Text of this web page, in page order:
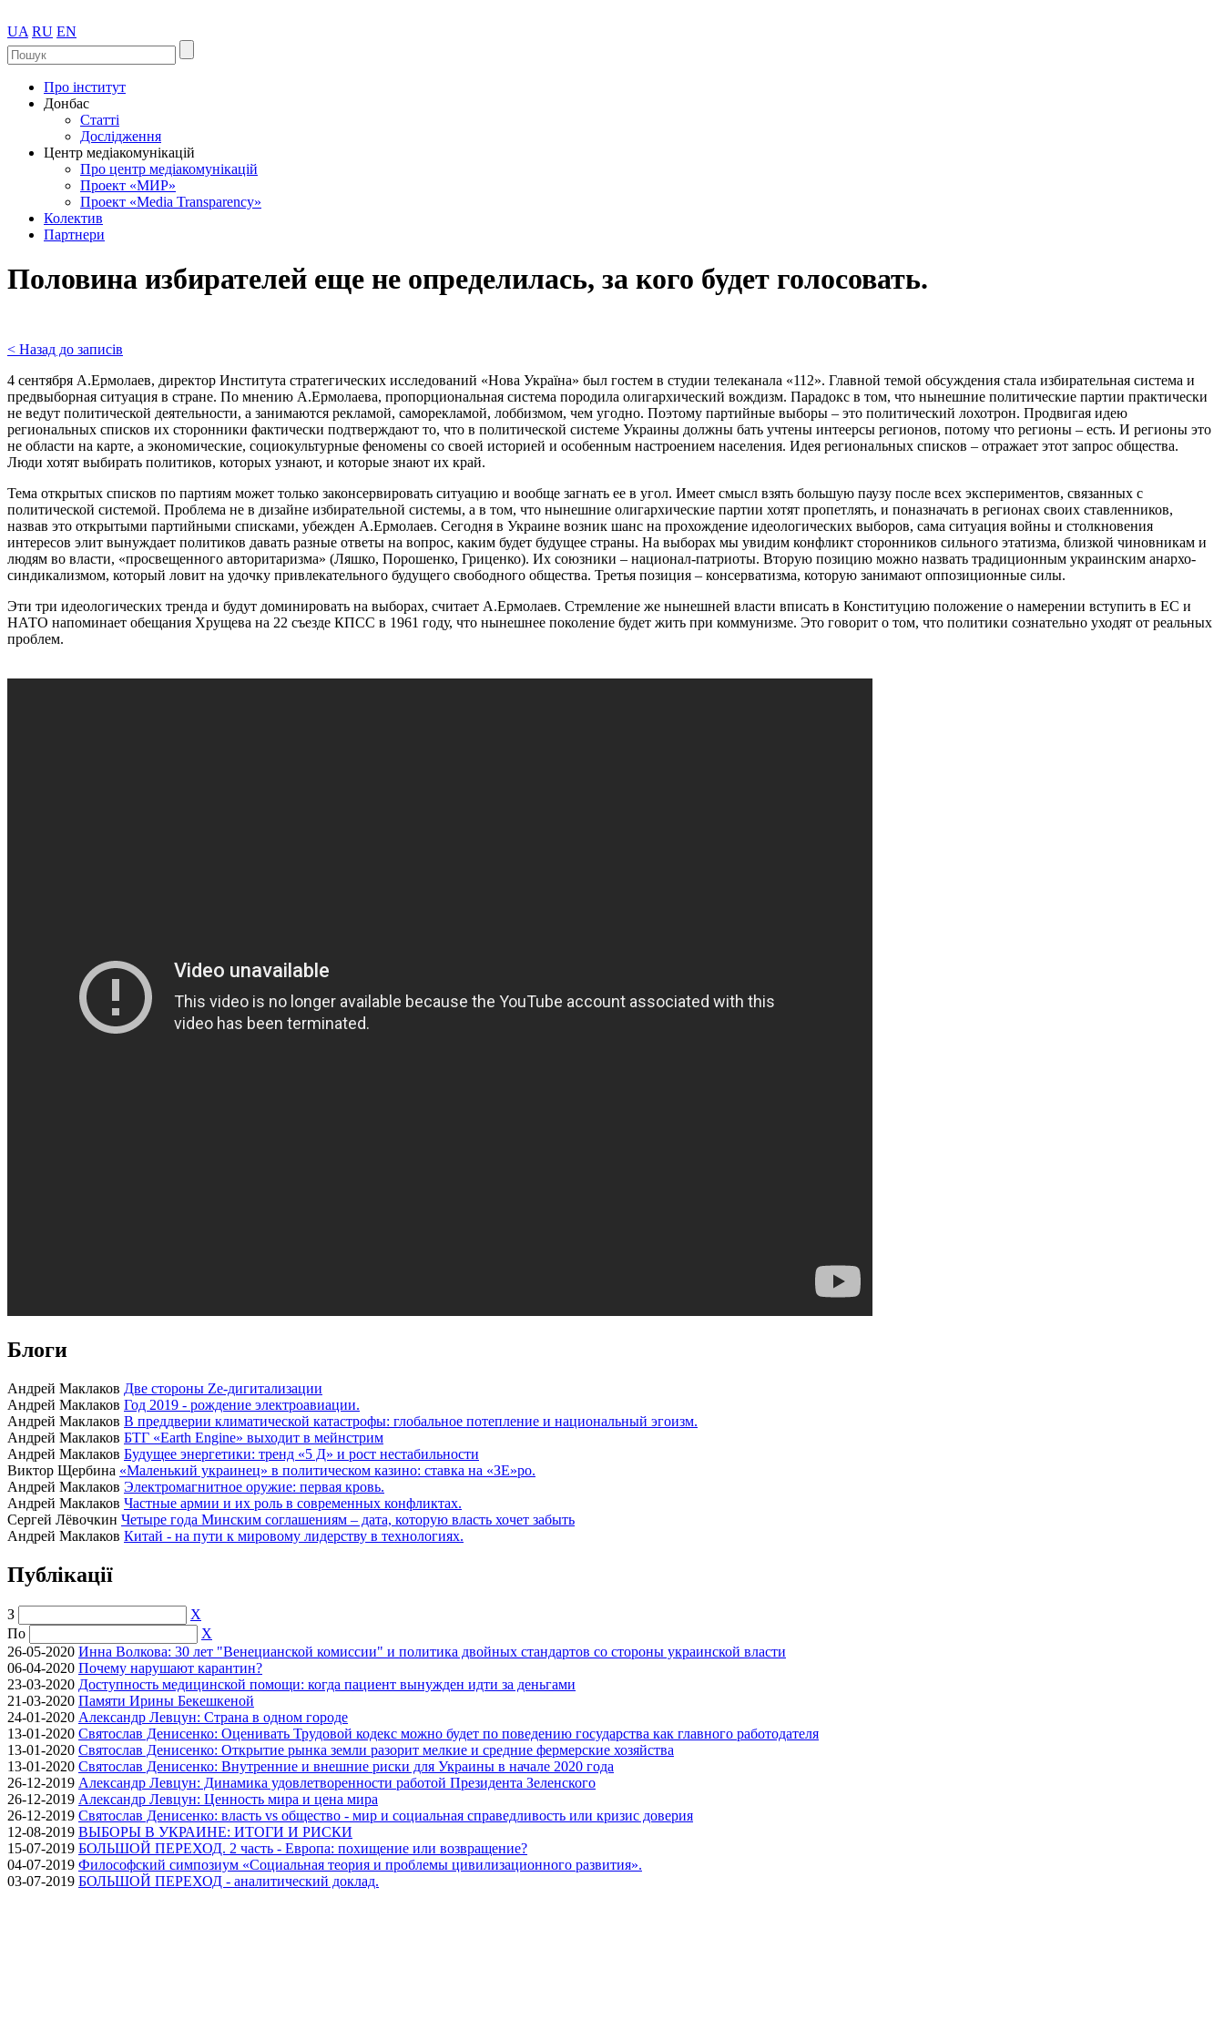
UA RU EN
Про інститут
Донбас
Статті
Дослідження
Центр медіакомунікацій
Про центр медіакомунікацій
Проект «МИР»
Проект «Media Transparency»
Колектив
Партнери
Половина избирателей еще не определилась, за кого будет голосовать.
< Назад до записів
4 сентября А.Ермолаев, директор Института стратегических исследований «Нова Україна» был гостем в студии телеканала «112». Главной темой обсуждения стала избирательная система и
предвыборная ситуация в стране. По мнению А.Ермолаева, пропорциональная система породила олигархический вождизм. Парадокс в том, что нынешние политические партии практически
не ведут политической деятельности, а занимаются рекламой, саморекламой, лоббизмом, чем угодно. Поэтому партийные выборы – это политический лохотрон. Продвигая идею
региональных списков их сторонники фактически подтверждают то, что в политической системе Украины должны бать учтены интеерсы регионов, потому что регионы – есть. И регионы это
не области на карте, а экономические, социокультурные феномены со своей историей и особенным настроением населения. Идея региональных списков – отражает этот запрос общества.
Люди хотят выбирать политиков, которых узнают, и которые знают их край.
Тема открытых списков по партиям может только законсервировать ситуацию и вообще загнать ее в угол. Имеет смысл взять большую паузу после всех экспериментов, связанных с
политической системой. Проблема не в дизайне избирательной системы, а в том, что нынешние олигархические партии хотят пропетлять, и поназначать в регионах своих ставленников,
назвав это открытыми партийными списками, убежден А.Ермолаев. Сегодня в Украине возник шанс на прохождение идеологических выборов, сама ситуация войны и столкновения
интересов элит вынуждает политиков давать разные ответы на вопрос, каким будет будущее страны. На выборах мы увидим конфликт сторонников сильного этатизма, близкой чиновникам и
людям во власти, «просвещенного авторитаризма» (Ляшко, Порошенко, Гриценко). Их союзники – национал-патриоты. Вторую позицию можно назвать традиционным украинским анархо-
синдикализмом, который ловит на удочку привлекательного будущего свободного общества. Третья позиция – консерватизма, которую занимают оппозиционные силы.
Эти три идеологических тренда и будут доминировать на выборах, считает А.Ермолаев. Стремление же нынешней власти вписать в Конституцию положение о намерении вступить в ЕС и
НАТО напоминает обещания Хрущева на 22 съезде КПСС в 1961 году, что нынешнее поколение будет жить при коммунизме. Это говорит о том, что политики сознательно уходят от реальных
проблем.
Блоги
Андрей Маклаков Две стороны Ze-дигитализации
Андрей Маклаков Год 2019 - рождение электроавиации.
Андрей Маклаков В преддверии климатической катастрофы: глобальное потепление и национальный эгоизм.
Андрей Маклаков БТГ «Earth Engine» выходит в мейнстрим
Андрей Маклаков Будущее энергетики: тренд «5 Д» и рост нестабильности
Виктор Щербина «Маленький украинец» в политическом казино: ставка на «ЗЕ»ро.
Андрей Маклаков Электромагнитное оружие: первая кровь.
Андрей Маклаков Частные армии и их роль в современных конфликтах.
Сергей Лёвочкин Четыре года Минским соглашениям – дата, которую власть хочет забыть
Андрей Маклаков Китай - на пути к мировому лидерству в технологиях.
Публікації
З
X
По
X
26-05-2020 Инна Волкова: 30 лет "Венецианской комиссии" и политика двойных стандартов со стороны украинской власти
06-04-2020 Почему нарушают карантин?
23-03-2020 Доступность медицинской помощи: когда пациент вынужден идти за деньгами
21-03-2020 Памяти Ирины Бекешкеной
24-01-2020 Александр Левцун: Страна в одном городе
13-01-2020 Святослав Денисенко: Оценивать Трудовой кодекс можно будет по поведению государства как главного работодателя
13-01-2020 Святослав Денисенко: Открытие рынка земли разорит мелкие и средние фермерские хозяйства
13-01-2020 Святослав Денисенко: Внутренние и внешние риски для Украины в начале 2020 года
26-12-2019 Александр Левцун: Динамика удовлетворенности работой Президента Зеленского
26-12-2019 Александр Левцун: Ценность мира и цена мира
26-12-2019 Святослав Денисенко: власть vs общество - мир и социальная справедливость или кризис доверия
12-08-2019 ВЫБОРЫ В УКРАИНЕ: ИТОГИ И РИСКИ
15-07-2019 БОЛЬШОЙ ПЕРЕХОД. 2 часть - Европа: похищение или возвращение?
04-07-2019 Философский симпозиум «Социальная теория и проблемы цивилизационного развития».
03-07-2019 БОЛЬШОЙ ПЕРЕХОД - аналитический доклад.